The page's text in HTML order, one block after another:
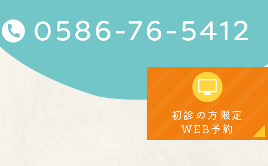
0586-76-5412
初診の方限定
WEB予約